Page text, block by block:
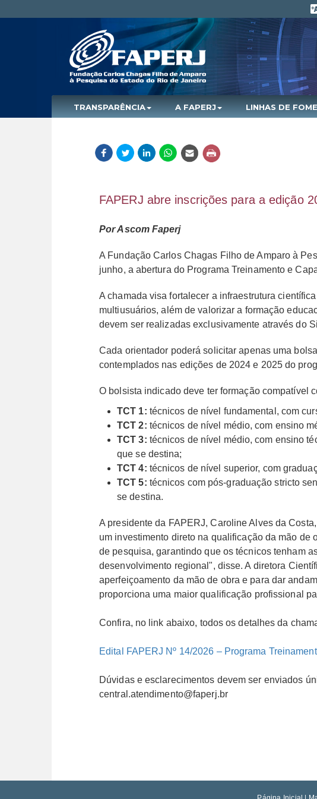
TRANSPARÊNCIA A FAPERJ LINHAS DE
FAPERJ abre inscrições para a edição
Por Ascom Faperj
A Fundação Carlos Chagas Filho de Amparo à
junho, a abertura do Programa Treinamento e
A chamada visa fortalecer a infraestrutura
multiusuários, além de valorizar a formação
devem ser realizadas exclusivamente através do
Cada orientador poderá solicitar apenas uma
contemplados nas edições de 2024 e 2025 do
O bolsista indicado deve ter formação compatível
TCT 1: técnicos de nível fundamental, com
TCT 2: técnicos de nível médio, com ensino
TCT 3: técnicos de nível médio, com ensino
que se destina;
TCT 4: técnicos de nível superior, com
TCT 5: técnicos com pós-graduação stricto
se destina.
A presidente da FAPERJ, Caroline Alves da
um investimento direto na qualificação da mão de
de pesquisa, garantindo que os técnicos tenham
desenvolvimento regional", disse. A diretora
aperfeiçoamento da mão de obra e para dar
proporciona uma maior qualificação profissional
Confira, no link abaixo, todos os detalhes da
Edital FAPERJ Nº 14/2026 – Programa
Dúvidas e esclarecimentos devem ser enviados
central.atendimento@faperj.br